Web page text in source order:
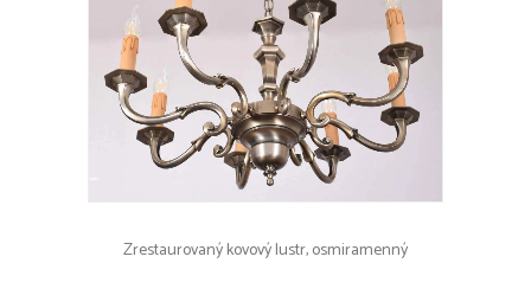
Zrestaurovaný kovový lustr, osmiramenný